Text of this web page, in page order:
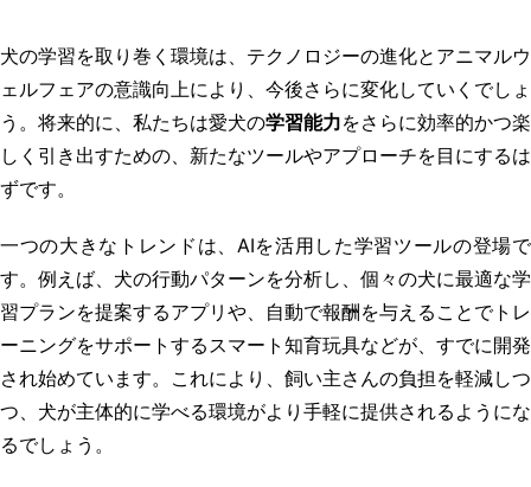
犬の学習を取り巻く環境は、テクノロジーの進化とアニマルウ
ェルフェアの意識向上により、今後さらに変化していくでしょ
う。将来的に、私たちは愛犬の学習能力をさらに効率的かつ楽
しく引き出すための、新たなツールやアプローチを目にするは
ずです。
一つの大きなトレンドは、AIを活用した学習ツールの登場で
す。例えば、犬の行動パターンを分析し、個々の犬に最適な学
習プランを提案するアプリや、自動で報酬を与えることでトレ
ーニングをサポートするスマート知育玩具などが、すでに開発
され始めています。これにより、飼い主さんの負担を軽減しつ
つ、犬が主体的に学べる環境がより手軽に提供されるようにな
るでしょう。